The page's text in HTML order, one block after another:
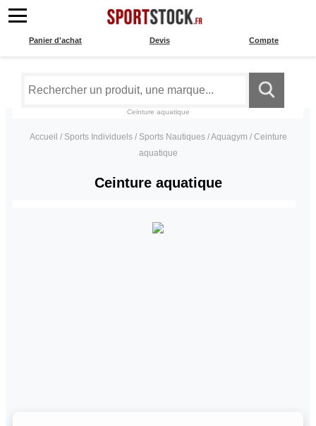
Compte
Devis
Panier d'achat
Ceinture aquatique
Accueil / Sports Individuels/ Sports Nautiques/Aquagym / Ceinture
aquatique
Ceinture aquatique